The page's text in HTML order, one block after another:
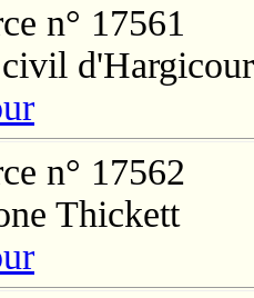
n° 17561
n° 17562
Thickett